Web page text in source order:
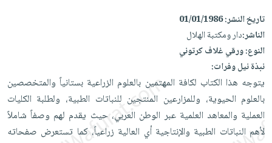
على
Android
تحميل
iKitab
على
Apple
masmu3
على
Apple
جوائز
أجهزة
العناية
الشخصية
العناية
وتصفيف
الشعر
العناية
بالجسم
المطبخ
والسفرة
جديد
الكل
أواني
الطهي
أدوات
متجر
الهدايا
أقسام
تاريخ النشر:01/01/1986
الناشر:دار ومكتبة الهلال
النوع:ورقي غلاف كرتوني
نبذة نيل وفرات:
يتوجه هذا الكتاب لكافة المهتمين بالعلوم الزراعية بستانياً والمتخصصين
بالعلوم الحيوية، وللمزارعين المنتجين للنباتات الطبية، ولطلبة الكليات
العملية والمعاهد العلمية عبر الوطن العربي، حيث يقدم لهم وصفاً شاملاً
لأهم النباتات الطبية والإنتاجية أي العالية زراعياً، كما تستعرض صفحاته